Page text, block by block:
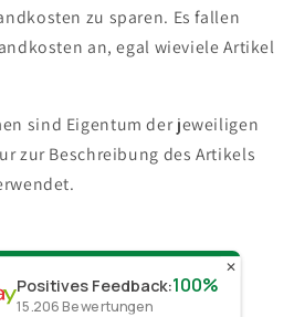
zu sparen. Es fallen
an, egal wieviele Artikel
sind Eigentum der jeweiligen
zur Beschreibung des Artikels
✕
Positives Feedback:100%
15.206Bewertungen